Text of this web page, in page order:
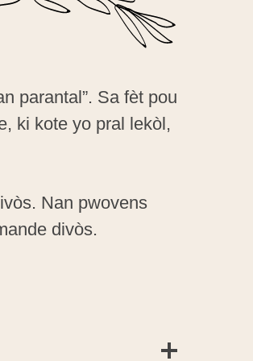
parantal”. Sa fèt pou
ki kote yo pral lekòl,
Nan pwovens
divòs.